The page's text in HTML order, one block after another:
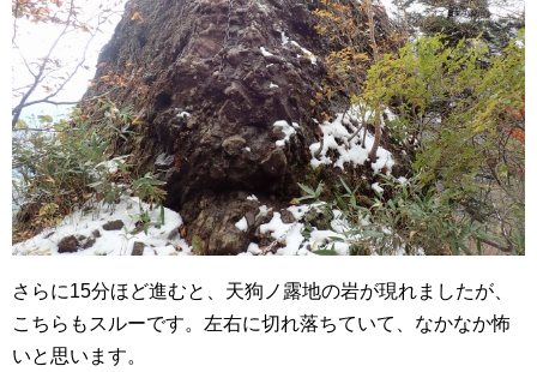
さらに15分ほど進むと、天狗ノ露地の岩が現れましたが、
こちらもスルーです。左右に切れ落ちていて、なかなか怖
いと思います。